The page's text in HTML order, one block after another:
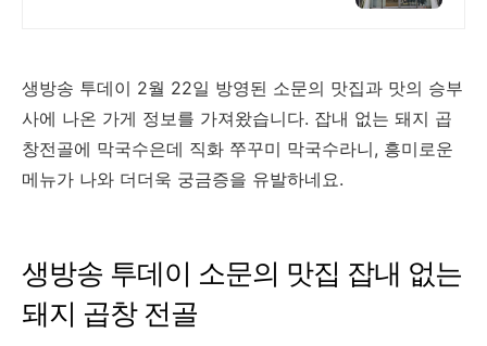
생방송 투데이 2월 22일 방영된 소문의 맛집과 맛의 승부
사에 나온 가게 정보를 가져왔습니다. 잡내 없는 돼지 곱
창전골에 막국수은데 직화 쭈꾸미 막국수라니, 흥미로운
메뉴가 나와 더더욱 궁금증을 유발하네요.
생방송 투데이 소문의 맛집 잡내 없는
돼지 곱창 전골